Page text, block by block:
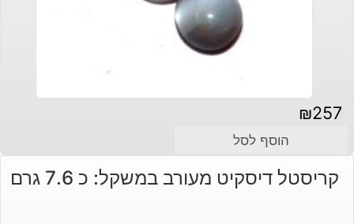
₪257
הוסף לסל
קריסטל דיסקיט מעורב במשקל: כ 7.6 גרם